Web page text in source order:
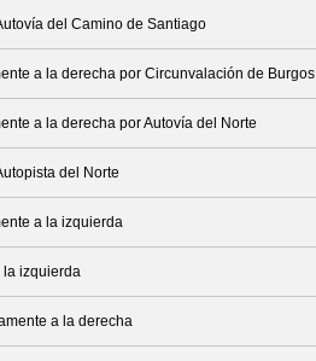
del Camino de Santiago
a la derecha por Circunvalación de Burgos
a la derecha por Autovía del Norte
del Norte
a la izquierda
la izquierda
a la derecha